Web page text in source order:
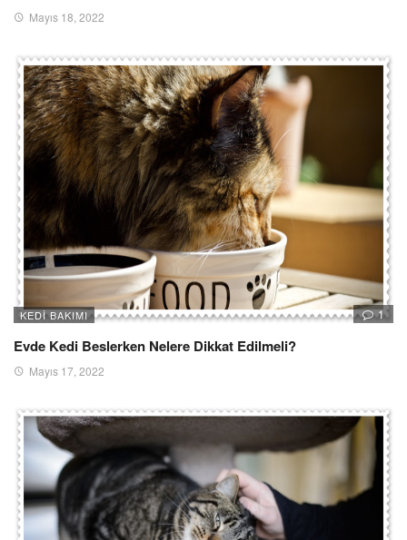
Mayıs 18, 2022
KEDI BAKIMI 1
Evde Kedi Beslerken Nelere Dikkat Edilmeli?
Mayıs 17, 2022